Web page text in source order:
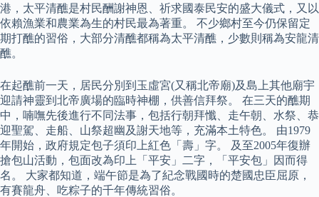
港，太平清醮是村民酬謝神恩、祈求國泰民安的盛大儀式，又以
依賴漁業和農業為生的村民最為著重。 不少鄉村至今仍保留定
期打醮的習俗，大部分清醮都稱為太平清醮，少數則稱為安龍清
醮。
在起醮前一天，居民分別到玉虛宮(又稱北帝廟)及島上其他廟宇
迎請神靈到北帝廣場的臨時神棚，供善信拜祭。 在三天的醮期
中，喃嘸先後進行不同法事，包括行朝拜懺、走午朝、水祭、恭
迎聖駕、走船、山祭超幽及謝天地等，充滿本土特色。 由1979
年開始，政府規定包子須印上紅色「壽」字。 及至2005年復辦
搶包山活動，包面改為印上「平安」二字，「平安包」因而得
名。 大家都知道，端午節是為了紀念戰國時的楚國忠臣屈原，
有賽龍舟、吃粽子的千年傳統習俗。